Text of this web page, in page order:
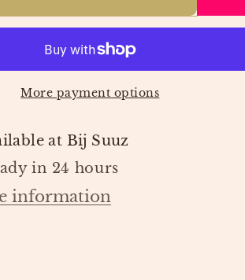
SMALL
EDBLAD
More payment options
at Bij Suuz
in 24 hours
information